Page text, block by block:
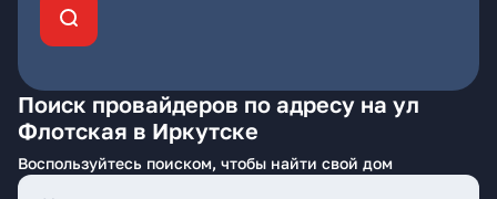
Поиск провайдеров по адресу на ул
Флотская в Иркутске
Воспользуйтесь поиском, чтобы найти свой дом